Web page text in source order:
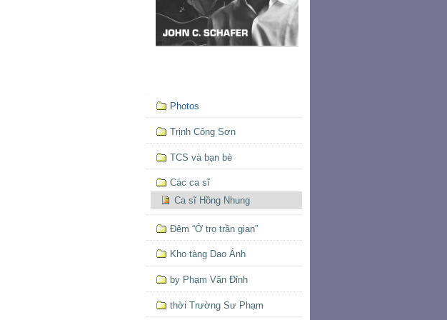
Mục
định
hướng
Photos
Trịnh Công Sơn
TCS và bạn bè
Các ca sĩ
Ca sĩ Hồng Nhung
Đêm “Ở trọ trần gian”
Kho tàng Dao Ánh
by Phạm Văn Đỉnh
thời Trường Sư Phạm